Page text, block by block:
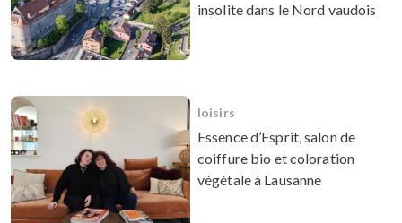
insolite dans le Nord vaudois
loisirs
Essence d’Esprit, salon de
coiffure bio et coloration
végétale à Lausanne